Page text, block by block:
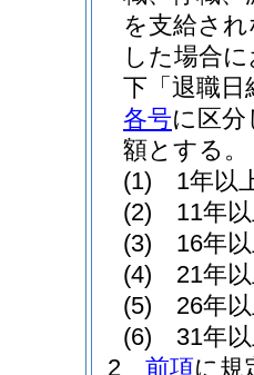
を支給さ
した場合
下「退職日
各号に区分
額とする。
(1)
1年以
(2)
11年
(3)
16年
(4)
21年
(5)
26年
(6)
31年
2
前項に規